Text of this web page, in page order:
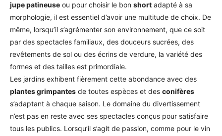
jupe patineuse ou pour choisir le bon short adapté à sa
morphologie, il est essentiel d’avoir une multitude de choix. De
même, lorsqu’il s’agrémenter son environnement, que ce soit
par des spectacles familiaux, des douceurs sucrées, des
revêtements de sol ou des écrins de verdure, la variété des
formes et des tailles est primordiale.
Les jardins exhibent fièrement cette abondance avec des
plantes grimpantes de toutes espèces et des conifères
s’adaptant à chaque saison. Le domaine du divertissement
n’est pas en reste avec ses spectacles conçus pour satisfaire
tous les publics. Lorsqu’il s’agit de passion, comme pour le vin